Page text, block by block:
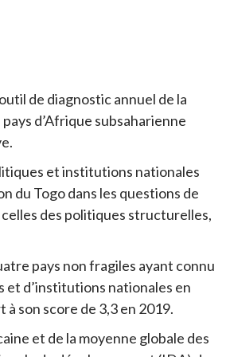
de diagnostic annuel de la
d’Afrique subsaharienne
et institutions nationales
du Togo dans les questions de
des politiques structurelles,
pays non fragiles ayant connu
d’institutions nationales en
son score de 3,3 en 2019.
et de la moyenne globale des